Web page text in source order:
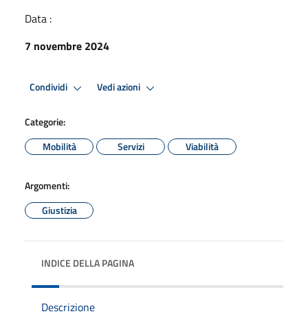
Data :
7 novembre 2024
Condividi Vedi azioni
Categorie:
Mobilità
Servizi Viabilità
Argomenti:
Giustizia
INDICE DELLA PAGINA
Descrizione